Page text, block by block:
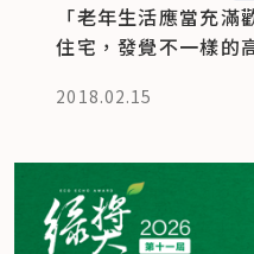
「老年生活應當充
住宅，發覺不一樣的
2018.02.15